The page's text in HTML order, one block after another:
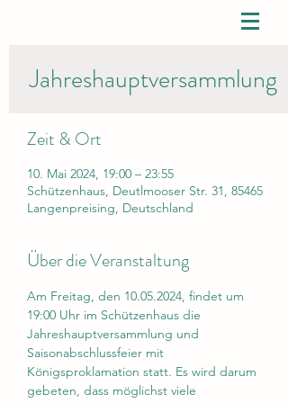
Jahreshauptversammlung
Zeit & Ort
10. Mai 2024, 19:00 – 23:55
Schützenhaus, Deutlmooser Str. 31, 85465
Langenpreising, Deutschland
Über die Veranstaltung
Am Freitag, den 10.05.2024, findet um
19:00 Uhr im Schützenhaus die
Jahreshauptversammlung und
Saisonabschlussfeier mit
Königsproklamation statt. Es wird darum
gebeten, dass möglichst viele